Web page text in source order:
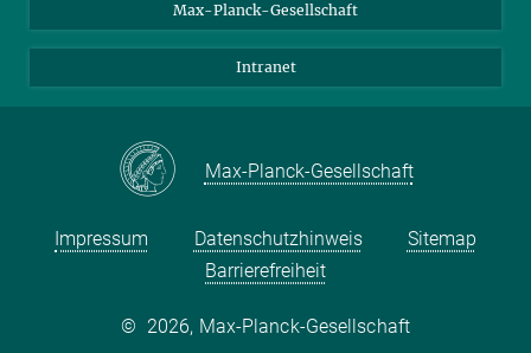
Schulen
Studierende
YouTube
Max-Planck-Gesellschaft
Intranet
Max-Planck-Gesellschaft
Impressum Datenschutzhinweis
Sitemap
Barrierefreiheit
© 2026, Max-Planck-Gesellschaft